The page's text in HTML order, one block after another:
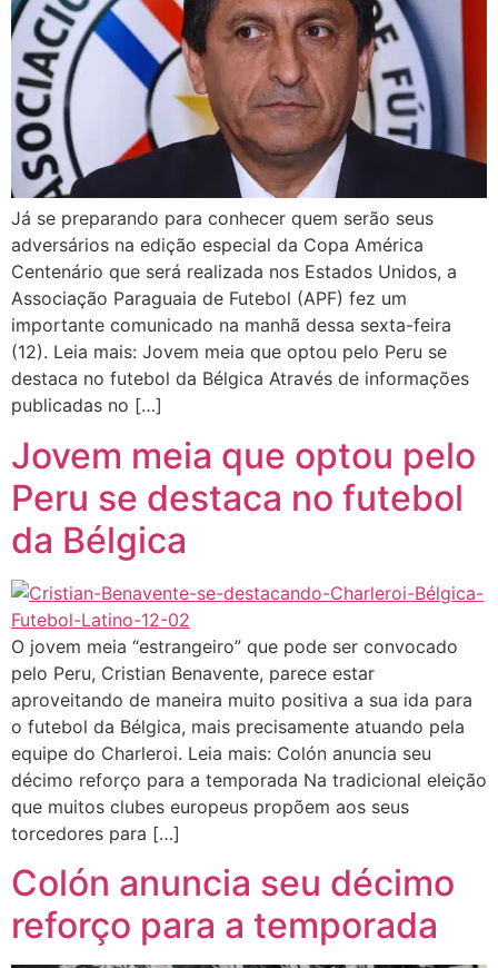
Já se preparando para conhecer quem serão seus
adversários na edição especial da Copa América
Centenário que será realizada nos Estados Unidos, a
Associação Paraguaia de Futebol (APF) fez um
importante comunicado na manhã dessa sexta-feira
(12). Leia mais: Jovem meia que optou pelo Peru se
destaca no futebol da Bélgica Através de informações
publicadas no […]
Jovem meia que optou pelo
Peru se destaca no futebol
da Bélgica
O jovem meia “estrangeiro” que pode ser convocado
pelo Peru, Cristian Benavente, parece estar
aproveitando de maneira muito positiva a sua ida para
o futebol da Bélgica, mais precisamente atuando pela
equipe do Charleroi. Leia mais: Colón anuncia seu
décimo reforço para a temporada Na tradicional eleição
que muitos clubes europeus propõem aos seus
torcedores para […]
Colón anuncia seu décimo
reforço para a temporada